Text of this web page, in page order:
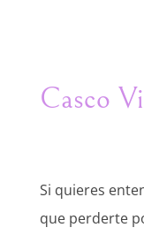
Casco
Si quieres
que perderte